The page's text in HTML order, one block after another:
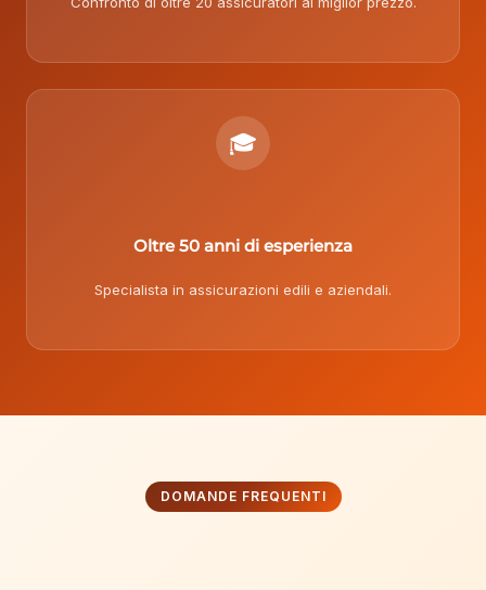
🎓
Oltre 50 anni di esperienza
Specialista in assicurazioni edili e aziendali.
DOMANDE FREQUENTI